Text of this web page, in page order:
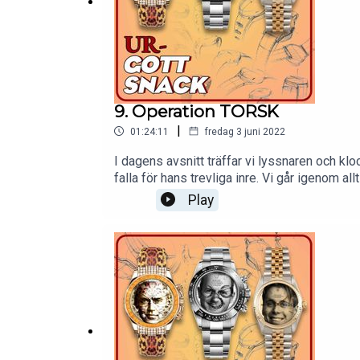
9. Operation TORSK
01:24:11 | fredag 3 juni 2022
I dagens avsnitt träffar vi lyssnaren och
falla för hans trevliga inre. Vi går igenom
klockor från klocktorsks personliga
gärna av er i DM med feedback, tips och
Play